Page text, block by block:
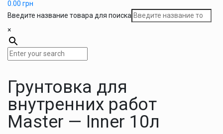
0.00 грн
Введите название товара для поиска
×
Грунтовка для
внутренних работ
Master — Inner 10л